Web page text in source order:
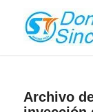
Archivo